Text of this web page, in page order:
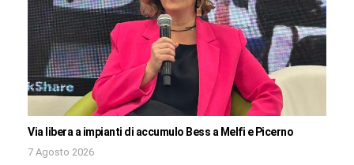
Via libera a impianti di accumulo Bess a Melfi e Picerno
7 Agosto 2026